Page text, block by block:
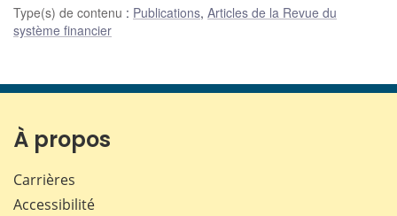
Type(s) de contenu : Publications, Articles de la Revue du
système financier
À propos
Carrières
Accessibilité